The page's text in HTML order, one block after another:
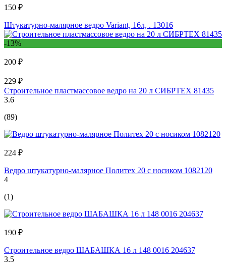
150 ₽
Штукатурно-малярное ведро Variant, 16л, . 13016
-13%
200 ₽
229 ₽
Строительное пластмассовое ведро на 20 л СИБРТЕХ 81435
3.6
(89)
224 ₽
Ведро штукатурно-малярное Политех 20 с носиком 1082120
4
(1)
190 ₽
Строительное ведро ШАБАШКА 16 л 148 0016 204637
3.5